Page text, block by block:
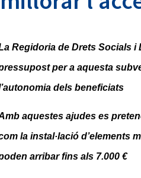
Regidoria de Drets Socials i
per a aquesta
dels beneficiats
aquestes ajudes es
la instal·lació d’elements
arribar fins als 7.000 €